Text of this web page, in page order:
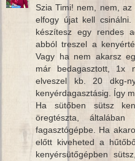
Szia Timi! nem, nem,
elfogy újat kell
készítesz egy rendes
abból treszel a
Vagy ha nem akarsz
már bedagasztott, 1x
elveszel kb. 20 dkg-
kenyérdagasztásig. Így
Ha sütőben sütsz
öregtészta,
fagasztógépbe. Ha
előtt kiveheted a
kenyérsütőgépben